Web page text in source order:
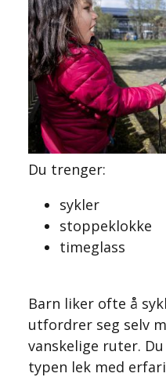
Du trenger:
sykler
stoppeklokke
timeglass
Barn liker ofte å
utfordrer seg selv
vanskelige ruter.
typen lek med